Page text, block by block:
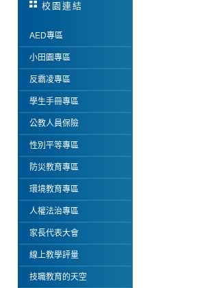
校園連結
AED專區
小田園專區
反霸凌專區
學生手冊專區
公教人員保險
性別平等專區
防災教育專區
環境教育專區
人權法治專區
家長代表大會
線上教學評量
技職教育的天空